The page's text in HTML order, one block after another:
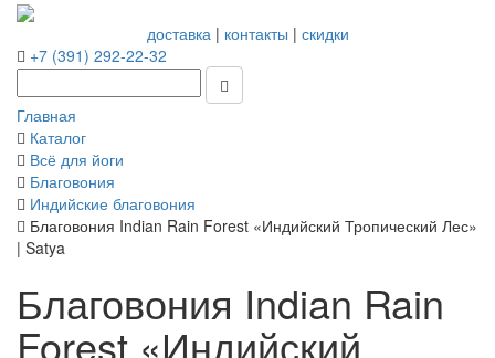
доставка| контакты | скидки
+7 (391) 292-22-32
Главная
Каталог
Всё для йоги
Благовония
Индийские благовония
Благовония Indian Rain Forest «Индийский Тропический Лес»
| Satya
Благовония Indian Rain
Forest «Индийский